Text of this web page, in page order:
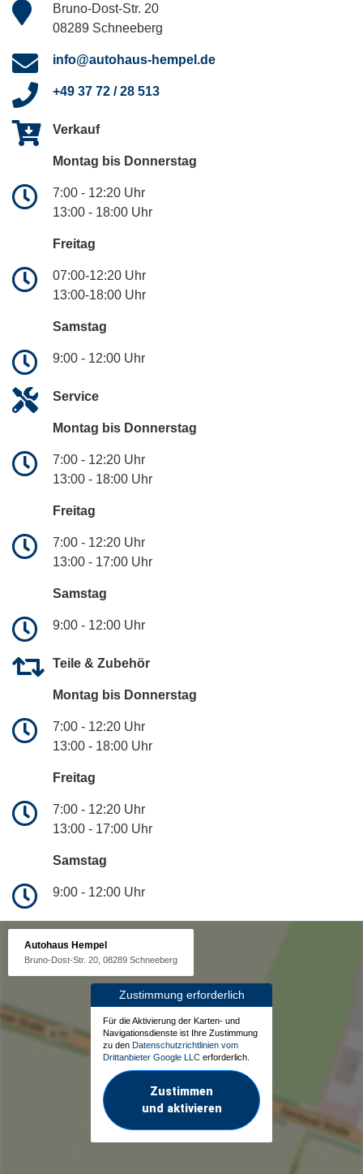
Bruno-Dost-Str. 20
08289 Schneeberg
info@autohaus-hempel.de
+49 37 72 / 28 513
Verkauf
Montag bis Donnerstag
7:00 - 12:20 Uhr
13:00 - 18:00 Uhr
Freitag
07:00-12:20 Uhr
13:00-18:00 Uhr
Samstag
9:00 - 12:00 Uhr
Service
Montag bis Donnerstag
7:00 - 12:20 Uhr
13:00 - 18:00 Uhr
Freitag
7:00 - 12:20 Uhr
13:00 - 17:00 Uhr
Samstag
9:00 - 12:00 Uhr
Teile & Zubehör
Montag bis Donnerstag
7:00 - 12:20 Uhr
13:00 - 18:00 Uhr
Freitag
7:00 - 12:20 Uhr
13:00 - 17:00 Uhr
Samstag
9:00 - 12:00 Uhr
Autohaus Hempel
Bruno-Dost-Str. 20, 08289 Schneeberg
Zustimmung erforderlich
Für die Aktivierung der Karten- und
Navigationsdienste ist Ihre Zustimmung
zu den Datenschutzrichtlinien vom
Drittanbieter Google LLC erforderlich.
Zustimmen
und aktivieren